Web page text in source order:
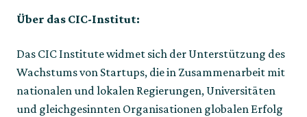
Über das CIC-Institut:
Das CIC Institute widmet sich der Unterstützung des
Wachstums von Startups, die in Zusammenarbeit mit
nationalen und lokalen Regierungen, Universitäten
und gleichgesinnten Organisationen globalen Erfolg